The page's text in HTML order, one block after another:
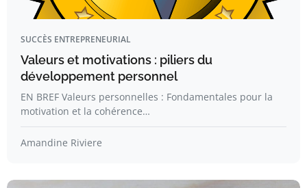
SUCCÈS ENTREPRENEURIAL
Valeurs et motivations : piliers du
développement personnel
EN BREF Valeurs personnelles : Fondamentales pour la
motivation et la cohérence…
Amandine Riviere